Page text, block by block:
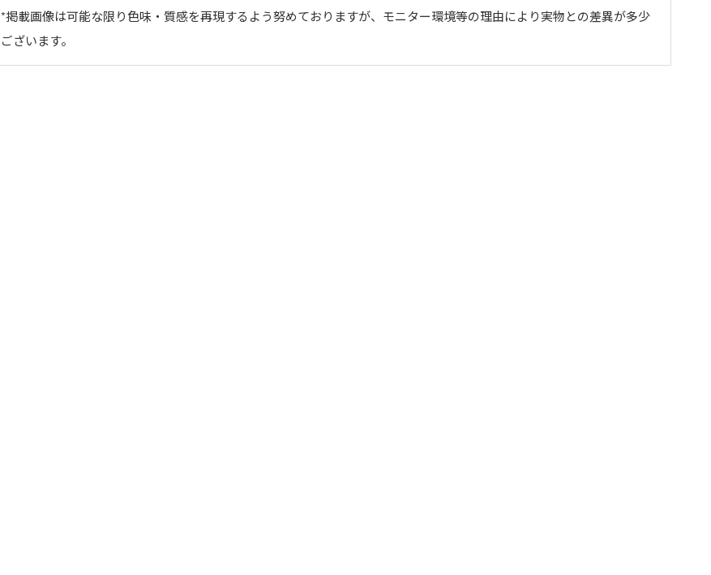
*掲載画像は可能な限り色味・質感を再現するよう努めておりますが、モニター環境等の理由により実物との差異が多少
ございます。